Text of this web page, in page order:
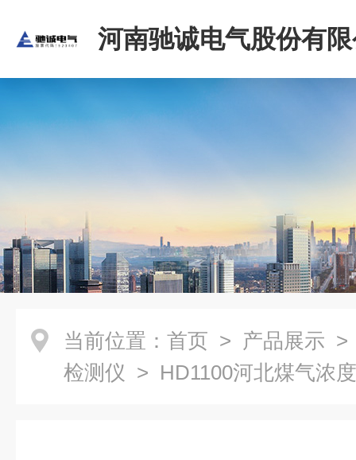
河南驰诚电气股份有
当前位置： 首页 > 产品展示
检测仪 > HD1100河北煤气浓